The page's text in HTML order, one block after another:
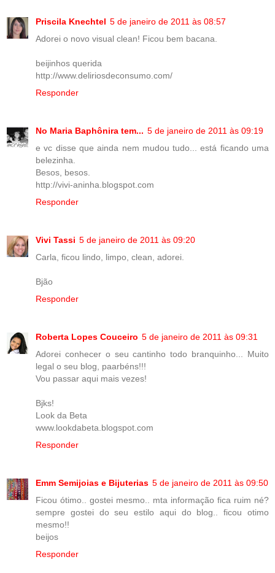
Priscila Knechtel 5 de janeiro de 2011 às 08:57
Adorei o novo visual clean! Ficou bem bacana.
beijinhos querida
http://www.deliriosdeconsumo.com/
Responder
No Maria Baphônira tem... 5 de janeiro de 2011 às 09:19
e vc disse que ainda nem mudou tudo... está ficando uma
belezinha.
Besos, besos.
http://vivi-aninha.blogspot.com
Responder
Vivi Tassi 5 de janeiro de 2011 às 09:20
Carla, ficou lindo, limpo, clean, adorei.
Bjão
Responder
Roberta Lopes Couceiro 5 de janeiro de 2011 às 09:31
Adorei conhecer o seu cantinho todo branquinho... Muito
legal o seu blog, paarbéns!!!
Vou passar aqui mais vezes!
Bjks!
Look da Beta
www.lookdabeta.blogspot.com
Responder
Emm Semijoias e Bijuterias 5 de janeiro de 2011 às 09:50
Ficou ótimo.. gostei mesmo.. mta informação fica ruim né?
sempre gostei do seu estilo aqui do blog.. ficou otimo
mesmo!!
beijos
Responder